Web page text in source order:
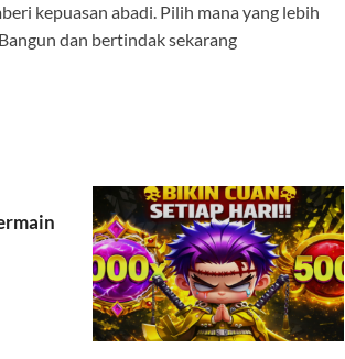
kepuasan abadi. Pilih mana yang lebih
dan bertindak sekarang